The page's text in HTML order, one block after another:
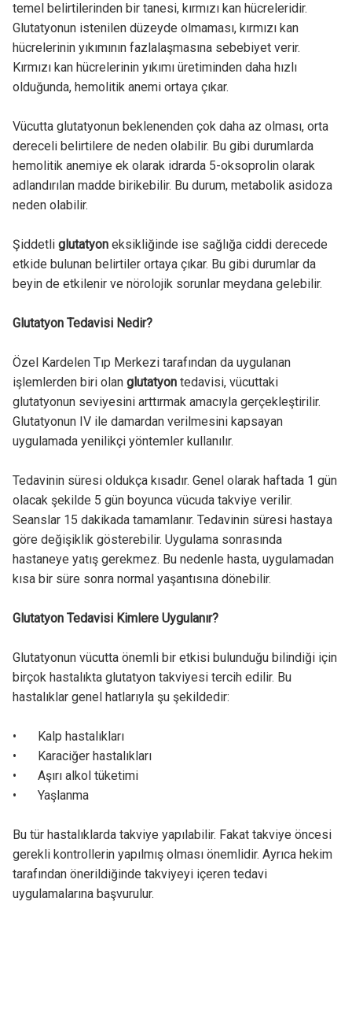
temel belirtilerinden bir tanesi, kırmızı kan hücreleridir.
Glutatyonun istenilen düzeyde olmaması, kırmızı kan
hücrelerinin yıkımının fazlalaşmasına sebebiyet verir.
Kırmızı kan hücrelerinin yıkımı üretiminden daha hızlı
olduğunda, hemolitik anemi ortaya çıkar.
Vücutta glutatyonun beklenenden çok daha az olması, orta
dereceli belirtilere de neden olabilir. Bu gibi durumlarda
hemolitik anemiye ek olarak idrarda 5-oksoprolin olarak
adlandırılan madde birikebilir. Bu durum, metabolik asidoza
neden olabilir.
Şiddetli glutatyoneksikliğinde ise sağlığa ciddi derecede
etkide bulunan belirtiler ortaya çıkar. Bu gibi durumlar da
beyin de etkilenir ve nörolojik sorunlar meydana gelebilir.
Glutatyon Tedavisi Nedir?
Özel Kardelen Tıp Merkezi tarafından da uygulanan
işlemlerden biri olan glutatyontedavisi, vücuttaki
glutatyonun seviyesini arttırmak amacıyla gerçekleştirilir.
Glutatyonun IV ile damardan verilmesini kapsayan
uygulamada yenilikçi yöntemler kullanılır.
Tedavinin süresi oldukça kısadır. Genel olarak haftada 1 gün
olacak şekilde 5 gün boyunca vücuda takviye verilir.
Seanslar 15 dakikada tamamlanır. Tedavinin süresi hastaya
göre değişiklik gösterebilir. Uygulama sonrasında
hastaneye yatış gerekmez. Bu nedenle hasta, uygulamadan
kısa bir süre sonra normal yaşantısına dönebilir.
Glutatyon Tedavisi Kimlere Uygulanır?
Glutatyonun vücutta önemli bir etkisi bulunduğu bilindiği için
birçok hastalıkta glutatyon takviyesi tercih edilir. Bu
hastalıklar genel hatlarıyla şu şekildedir:
•
Kalp hastalıkları
•
Karaciğer hastalıkları
•
Aşırı alkol tüketimi
•
Yaşlanma
Bu tür hastalıklarda takviye yapılabilir. Fakat takviye öncesi
gerekli kontrollerin yapılmış olması önemlidir. Ayrıca hekim
tarafından önerildiğinde takviyeyi içeren tedavi
uygulamalarına başvurulur.